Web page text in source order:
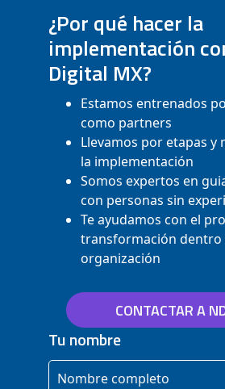
¿Por qué hacer la
implementación
Digital MX?
Estamos entrenados
como partners
Llevamos por etapas y
la implementación
Somos expertos en
con personas sin
Te ayudamos con el
transformación dentro
organización
CONTACTAR A
Tu nombre